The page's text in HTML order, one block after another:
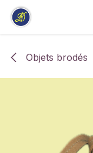
Se rendre au contenu
Objets brodés